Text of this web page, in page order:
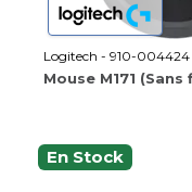
Logitech - 910-004424
Mouse M171 (Sans
En Stock